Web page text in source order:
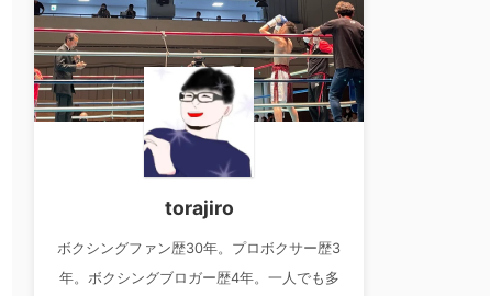
torajiro
ボクシングファン歴30年。プロボクサー歴3
年。ボクシングブロガー歴4年。一人でも多